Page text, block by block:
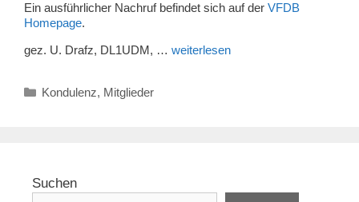
Ein ausführlicher Nachruf befindet sich auf der VFDB
Homepage.
gez. U. Drafz, DL1UDM, … weiterlesen
Kategorien
Kondulenz, Mitglieder
Suchen